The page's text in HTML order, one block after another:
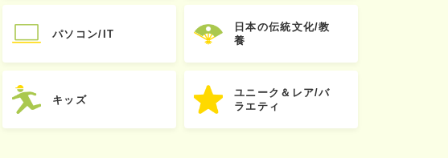
パソコン/IT
日本の伝統文化/教
養
キッズ
ユニーク＆レア/バ
ラエティ